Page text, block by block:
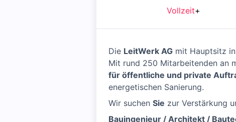
Vollzeit+
Die LeitWerk AG mit Hauptsitz
Mit rund 250 Mitarbeitenden an
für öffentliche und private
energetischen Sanierung.
Wir suchen Sie zur Verstärkung
Bauingenieur / Architekt /